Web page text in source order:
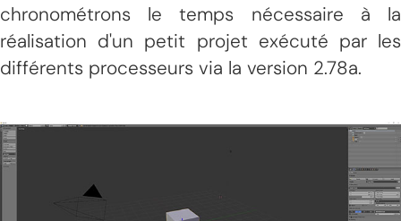
chronométrons le temps nécessaire à la
réalisation d'un petit projet exécuté par les
différents processeurs via la version 2.78a.